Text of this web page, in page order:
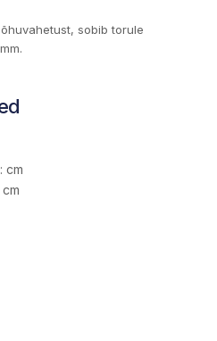
sobib torule
cm